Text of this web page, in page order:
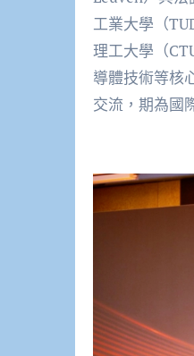
工業大學（
理工大學（
導體技術等核
交流，期為國